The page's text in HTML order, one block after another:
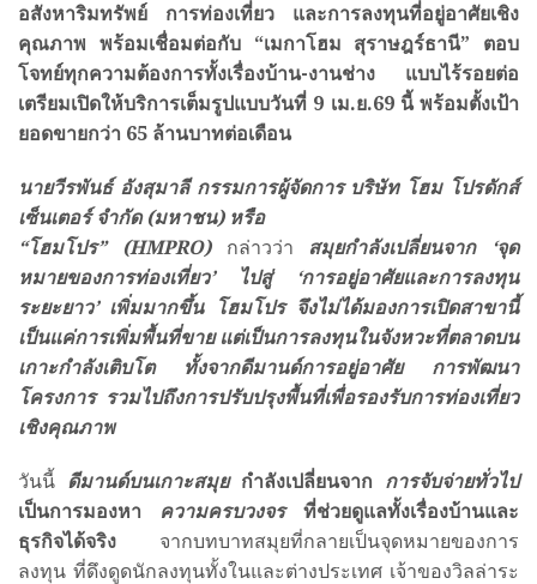
อสังหาริมทรัพย์ การท่องเที่ยว และการลงทุนที่อยู่อาศัยเชิง
คุณภาพ พร้อมเชื่อมต่อกับ “เมกาโฮม สุราษฎร์ธานี” ตอบ
โจทย์ทุกความต้องการทั้งเรื่องบ้าน-งานช่าง แบบไร้รอยต่อ
เตรียมเปิดให้บริการเต็มรูปแบบวันที่ 9 เม.ย.69 นี้ พร้อมตั้งเป้า
ยอดขายกว่า 65 ล้านบาทต่อเดือน
นายวีรพันธ์ อังสุมาลี กรรมการผู้จัดการ บริษัท โฮม โปรดักส์
เซ็นเตอร์ จำกัด (มหาชน) หรือ
“โฮมโปร” (HMPRO)กล่าวว่า สมุยกำลังเปลี่ยนจาก
‘จุด
หมายของการท่องเที่ยว’ ไปสู่ ‘การอยู่อาศัยและการลงทุน
ระยะยาว’ เพิ่มมากขึ้น โฮมโปร จึงไม่ได้มองการเปิดสาขานี้
เป็นแค่การเพิ่มพื้นที่ขาย แต่เป็นการลงทุนในจังหวะที่ตลาดบน
เกาะกำลังเติบโต ทั้งจากดีมานด์การอยู่อาศัย การพัฒนา
โครงการ รวมไปถึงการปรับปรุงพื้นที่เพื่อรองรับการท่องเที่ยว
เชิงคุณภาพ
วันนี้ ดีมานด์บนเกาะสมุยกำลังเปลี่ยนจาก การจับจ่ายทั่วไป
เป็นการมองหา
ความครบวงจร
ที่ช่วยดูแลทั้งเรื่องบ้านและ
ธุรกิจได้จริง จากบทบาทสมุยที่กลายเป็นจุดหมายของการ
ลงทุน ที่ดึงดูดนักลงทุนทั้งในและต่างประเทศ เจ้าของวิลล่าระ